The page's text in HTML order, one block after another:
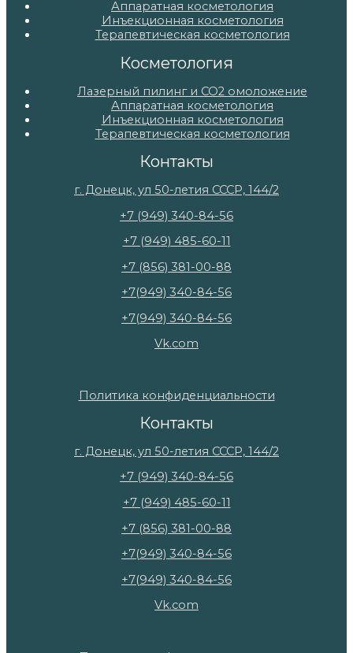
Аппаратная косметология
Инъекционная косметология
Терапевтическая косметология
Косметология
Лазерный пилинг и СО2 омоложение
Аппаратная косметология
Инъекционная косметология
Терапевтическая косметология
Контакты
г. Донецк, ул 50-летия СССР, 144/2
+7 (949) 340-84-56
+7 (949) 485-60-11
+7 (856) 381-00-88
+7(949) 340-84-56
+7(949) 340-84-56
Vk.com
Политика конфиденциальности
Контакты
г. Донецк, ул 50-летия СССР, 144/2
+7 (949) 340-84-56
+7 (949) 485-60-11
+7 (856) 381-00-88
+7(949) 340-84-56
+7(949) 340-84-56
Vk.com